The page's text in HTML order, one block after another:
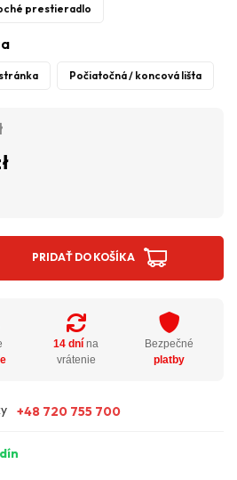
prestieradlo
Počiatočná / koncová lišta
PRIDAŤ DO KOŠÍKA
14 dní na
vrátenie
Bezpečné
platby
+48 720 755 700